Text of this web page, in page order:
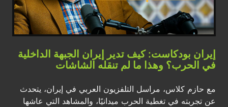
إيران بودكاست: كيف تدير إيران الجبهة الداخلية
في الحرب؟ وهذا ما لم تنقله الشاشات
مع حازم كلاس، مراسل التلفزيون العربي في إيران، يتحدث
عن تجربته في تغطية الحرب ميدانيًا، والمشاهد التي عاشها